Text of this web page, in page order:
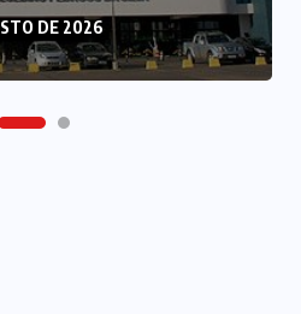
DE 2026